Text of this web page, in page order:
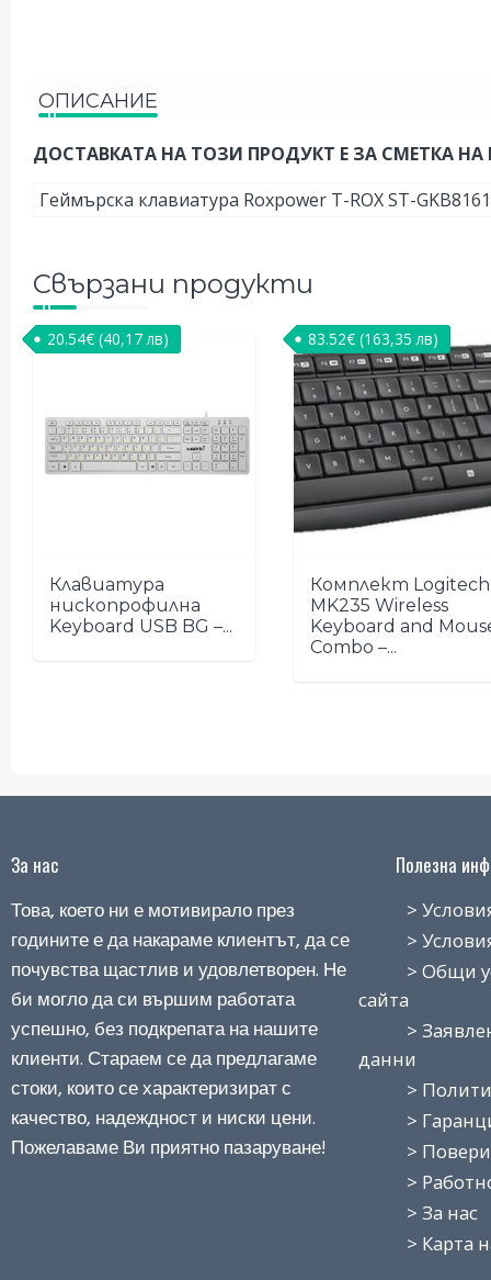
ОПИСАНИЕ
ДОСТАВКАТА НА ТОЗИ ПРОДУКТ Е ЗА СМЕТКА НА
Геймърска клавиатура Roxpower T-ROX ST-
Свързани продукти
Клавиатура
нископрофилна
Keyboard USB BG –...
20.54€ (40,17 лв)
Комплект Logitech
MK235 Wireless
Keyboard and
Combo –...
83.52€ (163,35 лв)
За нас
Това, което ни е мотивирало през
годините е да накараме клиентът, да се
почувства щастлив и удовлетворен. Не
би могло да си вършим работата
успешно, без подкрепата на нашите
клиенти. Стараем се да предлагаме
стоки, които се характеризират с
качество, надеждност и ниски цени.
Пожелаваме Ви приятно пазаруване!
Полезна
> Условия
> Условия
> Общи
сайта
>
данни
>
>
>
> Работно
> За нас
> Карта на